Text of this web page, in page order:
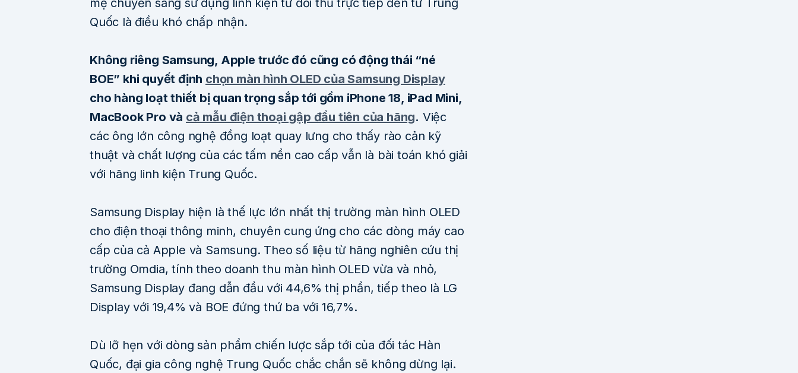
Quốc là điều khó chấp nhận.
Không riêng Samsung, Apple trước đó cũng có động thái “né
BOE” khi quyết định chọn màn hình OLED của Samsung Display
cho hàng loạt thiết bị quan trọng sắp tới gồm iPhone 18, iPad Mini,
MacBook Pro và cả mẫu điện thoại gập đầu tiên của hãng. Việc
các ông lớn công nghệ đồng loạt quay lưng cho thấy rào cản kỹ
thuật và chất lượng của các tấm nền cao cấp vẫn là bài toán khó giải
với hãng linh kiện Trung Quốc.
Samsung Display hiện là thế lực lớn nhất thị trường màn hình OLED
cho điện thoại thông minh, chuyên cung ứng cho các dòng máy cao
cấp của cả Apple và Samsung. Theo số liệu từ hãng nghiên cứu thị
trường Omdia, tính theo doanh thu màn hình OLED vừa và nhỏ,
Samsung Display đang dẫn đầu với 44,6% thị phần, tiếp theo là LG
Display với 19,4% và BOE đứng thứ ba với 16,7%.
Dù lỡ hẹn với dòng sản phẩm chiến lược sắp tới của đối tác Hàn
Quốc, đại gia công nghệ Trung Quốc chắc chắn sẽ không dừng lại.